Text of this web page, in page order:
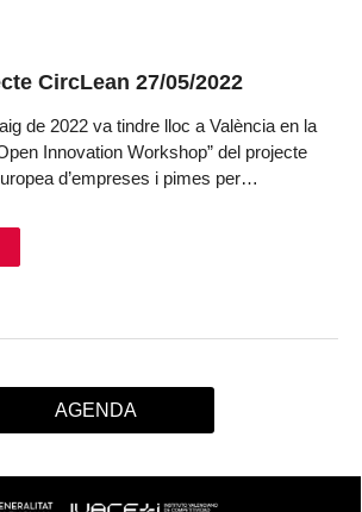
CircLean 27/05/2022
de 2022 va tindre lloc a València en la
Innovation Workshop” del projecte
d’empreses i pimes per…
AGENDA